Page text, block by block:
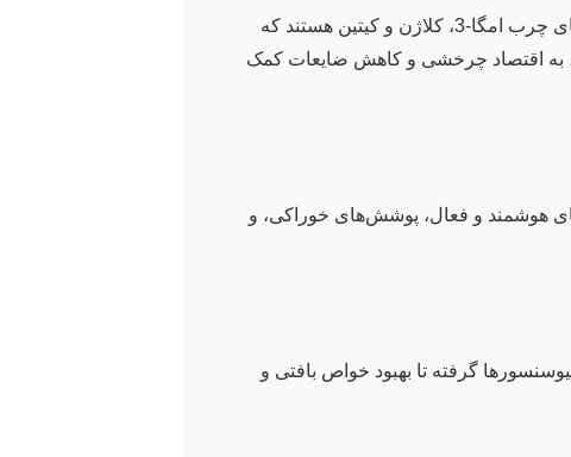
بخش قابل توجهی از محصولات شیلاتی به عنوان پسماند دفع می‌شود. این پسماندها حاوی ترکیبات باارزشی نظیر پروتئین‌ها، اسیدهای چرب امگا-3، کلاژن و کیتین هستند که
به اقتصاد چرخشی و کاهش ضایعات کمک
هوشمند و فعال، پوشش‌های خوراکی، و
گرفته تا بهبود خواص بافتی و